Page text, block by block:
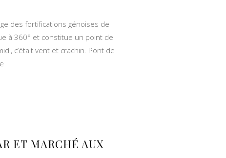
des fortifications génoises de
à 360° et constitue un point de
c’était vent et crachin. Pont de
ET MARCHÉ AUX